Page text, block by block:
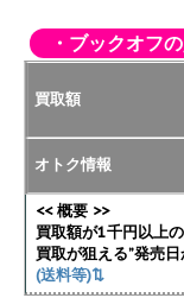
・ブックオフ
買取額
オトク情報
<< 概要 >>
買取額が1千円以上
買取が狙える”発売
(送料等)⇅